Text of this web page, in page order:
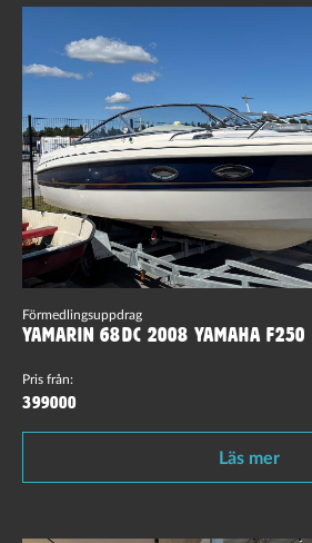
Förmedlingsuppdrag
Yamarin 68DC 2008 Yamaha F250
Pris från:
399000
Läs mer